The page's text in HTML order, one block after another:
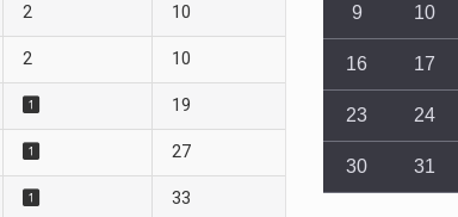
2 10
2 10
19
27
33
9 10
16 17
23 24
30 31